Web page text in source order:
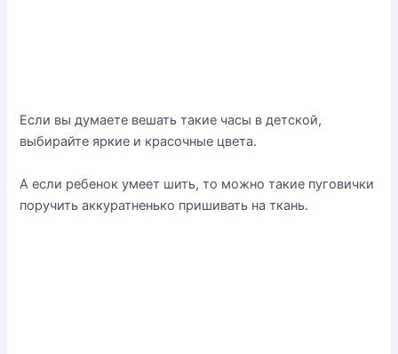
Если вы думаете вешать такие часы в детской,
выбирайте яркие и красочные цвета.
А если ребенок умеет шить, то можно такие пуговички
поручить аккуратненько пришивать на ткань.